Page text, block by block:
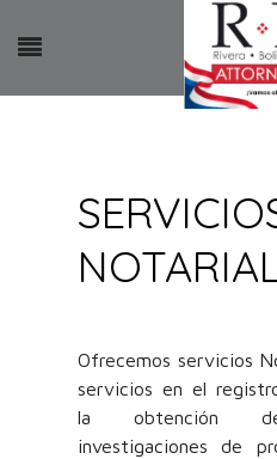
Ofrecemos servicios
servicios en el
la obtención de
investigaciones de